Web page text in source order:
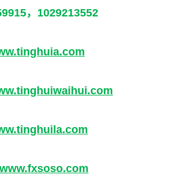
，1029213552
www.fxsoso.com